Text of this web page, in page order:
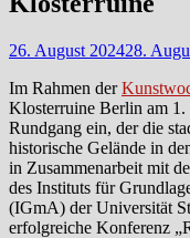
26. August 202428.
Im Rahmen der
Klosterruine Berlin am 1.
Rundgang ein, der die
historische Gelände in
in Zusammenarbeit mit
des Instituts für
(IGmA) der Universität
erfolgreiche Konferenz